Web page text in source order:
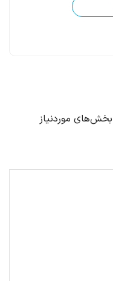
بخش‌های موردنیاز